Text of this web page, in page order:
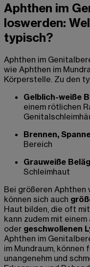
Aphthen im
loswerden:
typisch?
Aphthen im
wie Aphthen im
Körperstelle. Zu den
Gelblich-weiße
einem rötlichen
Brennen,
Bereich
Grauweiße
Schleimhaut
Bei größeren Aphthen
können sich auch
Haut bilden, die oft mit
kann zudem mit einem
oder geschwollenen
Aphthen im
im Mundraum,
unangenehm und